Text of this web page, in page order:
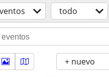
todo
+ nuevo